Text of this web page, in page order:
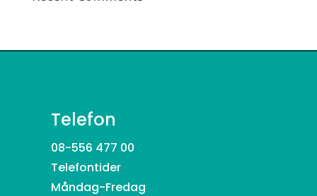
Telefon
08-556 477 00
Telefontider
Måndag-Fredag